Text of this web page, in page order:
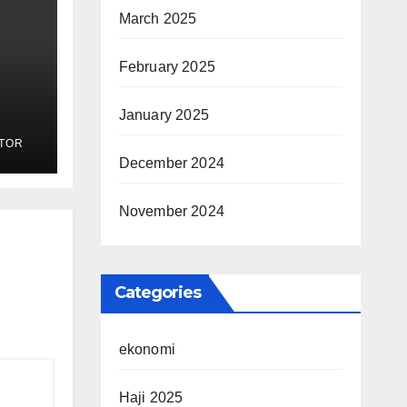
March 2025
February 2025
January 2025
December 2024
November 2024
Categories
ekonomi
Haji 2025